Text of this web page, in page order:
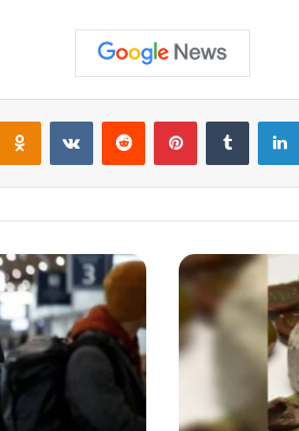
لينكدإن ‏Tumblr بينتيريست ‏Reddit
‏VKontakte
1
م
ل
ي
ا